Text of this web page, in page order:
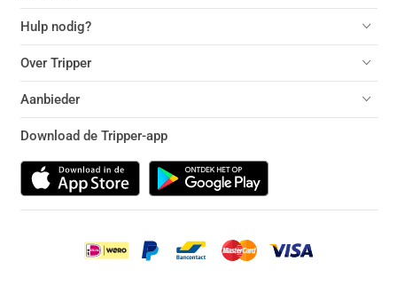
Hulp nodig?
Over Tripper
Aanbieder
Download de Tripper-app